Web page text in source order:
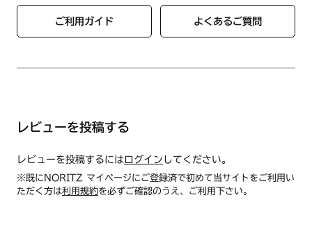
ご利用ガイド よくあるご質問
レビューを投稿する
レビューを投稿するにはログイン してください。
※既にNORITZ マイページにご登録済で初めて当サイトをご利用い
ただく方は利用規約を必ずご確認のうえ、ご利用下さい。